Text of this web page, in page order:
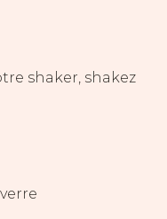
shaker, shakez